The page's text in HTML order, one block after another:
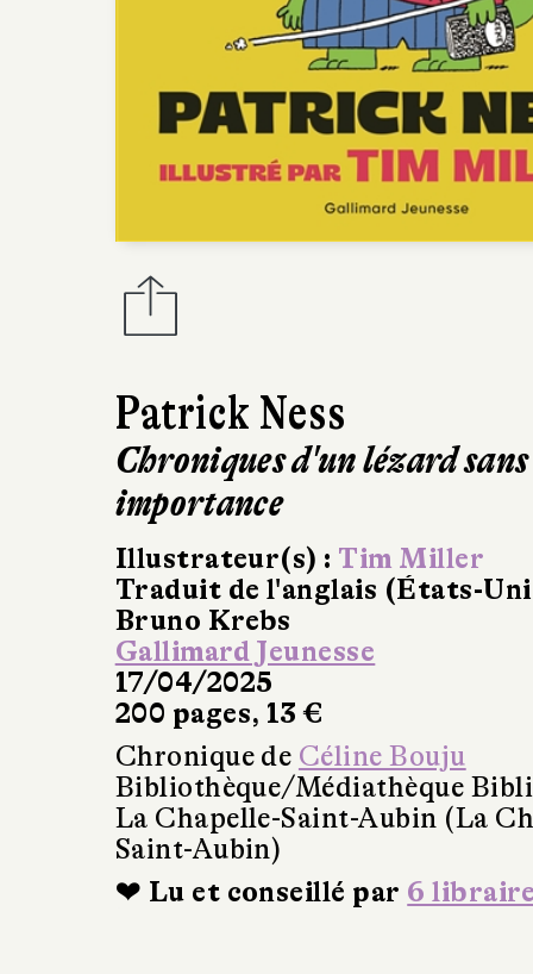
Patrick Ness
Chroniques d'un lézard sans
importance
Illustrateur(s) : Tim Miller
Traduit de l'anglais (États-
Bruno Krebs
Gallimard Jeunesse
17/04/2025
200 pages, 13 €
Chronique de Céline Bouju
Bibliothèque/Médiathèque
La Chapelle-Saint-Aubin (La
Saint-Aubin)
❤ Lu et conseillé par 6